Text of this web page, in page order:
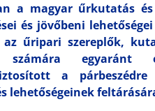
a magyar űrkutatás
és jövőbeni
az űripari szereplők,
számára egyaránt
a
lehetőségeinek